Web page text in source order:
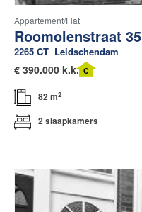
Appartement/flat
Roomolenstraat 35
2265 CT Leidschendam
€ 390.000 k.k. C
82 m2
2 slaapkamers